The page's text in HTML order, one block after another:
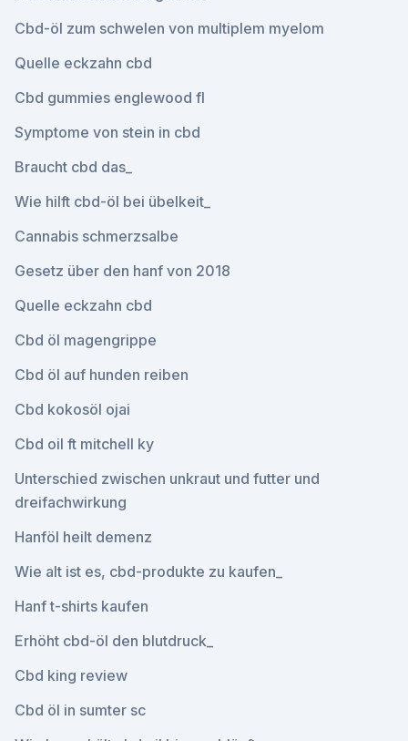
Cbd-öl zum schwelen von multiplem myelom
Quelle eckzahn cbd
Cbd gummies englewood fl
Symptome von stein in cbd
Braucht cbd das_
Wie hilft cbd-öl bei übelkeit_
Cannabis schmerzsalbe
Gesetz über den hanf von 2018
Quelle eckzahn cbd
Cbd öl magengrippe
Cbd öl auf hunden reiben
Cbd kokosöl ojai
Cbd oil ft mitchell ky
Unterschied zwischen unkraut und futter und
dreifachwirkung
Hanföl heilt demenz
Wie alt ist es, cbd-produkte zu kaufen_
Hanf t-shirts kaufen
Erhöht cbd-öl den blutdruck_
Cbd king review
Cbd öl in sumter sc